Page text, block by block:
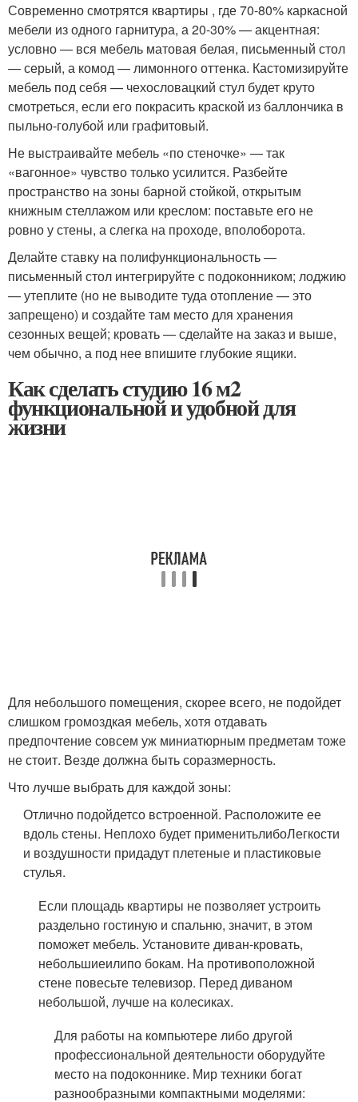
Современно смотрятся квартиры , где 70-80% каркасной
мебели из одного гарнитура, а 20-30% — акцентная:
условно — вся мебель матовая белая, письменный стол
— серый, а комод — лимонного оттенка. Кастомизируйте
мебель под себя — чехословацкий стул будет круто
смотреться, если его покрасить краской из баллончика в
пыльно-голубой или графитовый.
Не выстраивайте мебель «по стеночке» — так
«вагонное» чувство только усилится. Разбейте
пространство на зоны барной стойкой, открытым
книжным стеллажом или креслом: поставьте его не
ровно у стены, а слегка на проходе, вполоборота.
Делайте ставку на полифункциональность —
письменный стол интегрируйте с подоконником; лоджию
— утеплите (но не выводите туда отопление — это
запрещено) и создайте там место для хранения
сезонных вещей; кровать — сделайте на заказ и выше,
чем обычно, а под нее впишите глубокие ящики.
Как сделать студию 16 м2
функциональной и удобной для
жизни
Для небольшого помещения, скорее всего, не подойдет
слишком громоздкая мебель, хотя отдавать
предпочтение совсем уж миниатюрным предметам тоже
не стоит. Везде должна быть соразмерность.
Что лучше выбрать для каждой зоны:
Отлично подойдетсо встроенной. Расположите ее
вдоль стены. Неплохо будет применитьлибоЛегкости
и воздушности придадут плетеные и пластиковые
стулья.
Если площадь квартиры не позволяет устроить
раздельно гостиную и спальню, значит, в этом
поможет мебель. Установите диван-кровать,
небольшиеилипо бокам. На противоположной
стене повесьте телевизор. Перед диваном
небольшой, лучше на колесиках.
Для работы на компьютере либо другой
профессиональной деятельности оборудуйте
место на подоконнике. Мир техники богат
разнообразными компактными моделями: